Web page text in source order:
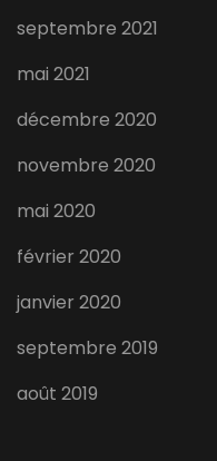
septembre 2021
mai 2021
décembre 2020
novembre 2020
mai 2020
février 2020
janvier 2020
septembre 2019
août 2019